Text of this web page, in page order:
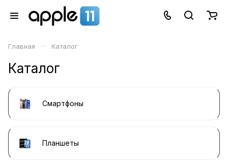
Главная – Каталог
Каталог
Смартфоны
Планшеты